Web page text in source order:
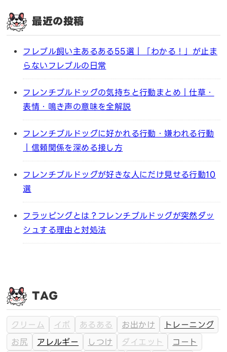
最近の投稿
フレブル飼い主あるある55選｜「わかる！」が止ま
らないフレブルの日常
フレンチブルドッグの気持ちと行動まとめ｜仕草・
表情・鳴き声の意味を全解説
フレンチブルドッグに好かれる行動・嫌われる行動
｜信頼関係を深める接し方
フレンチブルドッグが好きな人にだけ見せる行動10
選
フラッピングとは？フレンチブルドッグが突然ダッ
シュする理由と対処法
TAG
クリーム イボ あるある お出かけ
トレーニング
お尻
アレルギー しつけ ダイエット コート